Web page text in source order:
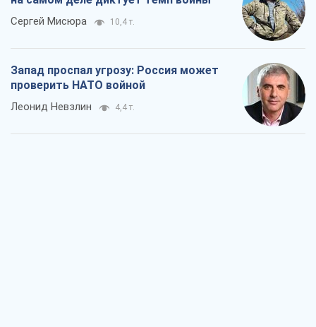
Сергей Мисюра 10,4 т.
Запад проспал угрозу: Россия может
проверить НАТО войной
Леонид Невзлин 4,4 т.